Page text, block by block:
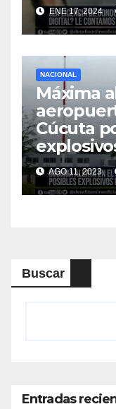
ENE 17, 2024
NACIONAL
Máxima
Cúcuta
AGO 11, 2023
Buscar
Entradas